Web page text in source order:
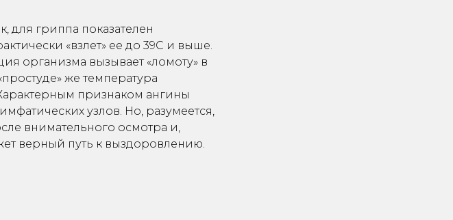
для гриппа показателен
«взлет» ее до 39С и выше.
организма вызывает «ломоту» в
же температура
признаком ангины
узлов. Но, разумеется,
внимательного осмотра и,
верный путь к выздоровлению.